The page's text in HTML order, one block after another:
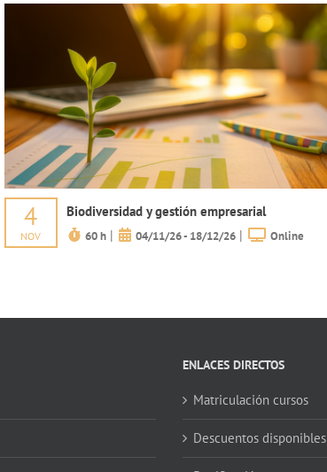
4
NOV
Biodiversidad y gestión empresarial
60 h| 04/11/26 - 18/12/26| Online
ENLACES DIRECTOS
Matriculación cursos
Descuentos disponibles